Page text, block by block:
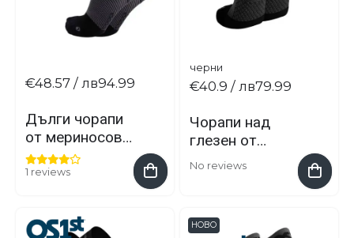
Дълги чорапи
от мериносова
вълна при
болки в
1 reviews
€48.57 / лв94.99
черни
Чорапи над
глезен от
мериносова
стъпалото
No reviews
€40.9 / лв79.99
НОВО